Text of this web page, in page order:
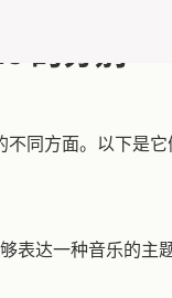
的分别
同方面。以下是它
表达一种音乐的主